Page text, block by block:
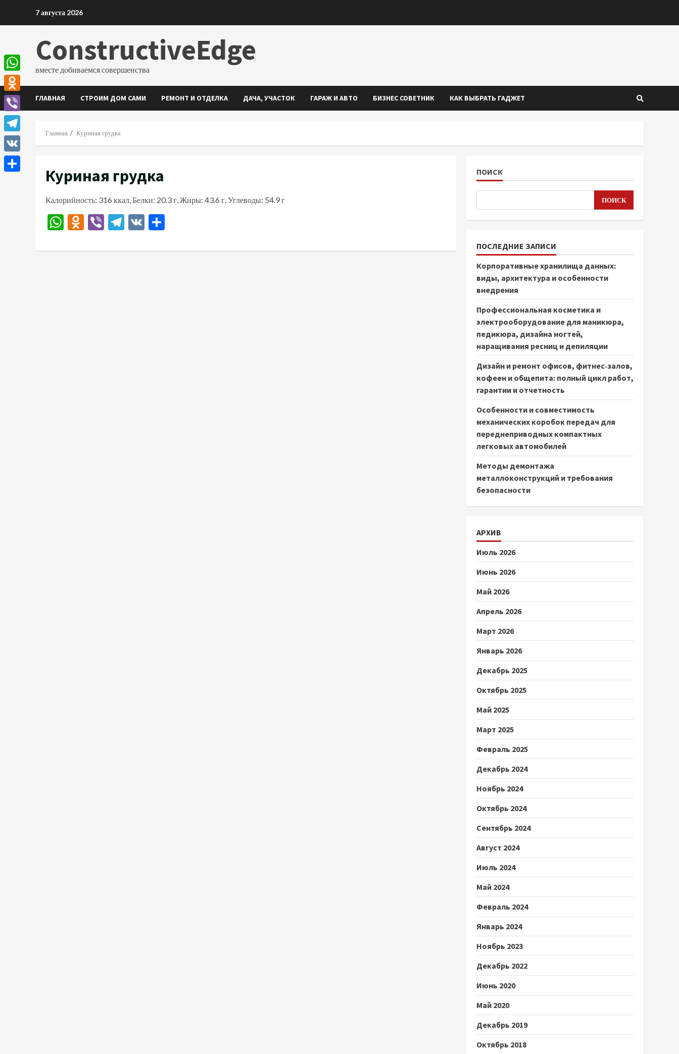
7 августа 2026
ConstructiveEdge
вместе добиваемся совершенства
ГЛАВНАЯ СТРОИМ ДОМ САМИ РЕМОНТ И ОТДЕЛКА ДАЧА, УЧАСТОК ГАРАЖ И АВТО БИЗНЕС СОВЕТНИК КАК ВЫБРАТЬ ГАДЖЕТ
Главная Куриная грудка
Куриная грудка
Калорийность: 316 ккал, Белки: 20.3 г, Жиры: 43.6 г, Углеводы: 54.9 г
WhatsApp
Odnoklassniki
ViberTelegram
VK
ПОИСК
ПОИСК
ПОСЛЕДНИЕ ЗАПИСИ
Корпоративные хранилища данных:
виды, архитектура и особенности
внедрения
Профессиональная косметика и
электрооборудование для маникюра,
педикюра, дизайна ногтей,
наращивания ресниц и депиляции
Дизайн и ремонт офисов, фитнес‑залов,
кофеен и общепита: полный цикл работ,
гарантии и отчетность
Особенности и совместимость
механических коробок передач для
переднеприводных компактных
легковых автомобилей
Методы демонтажа
металлоконструкций и требования
безопасности
АРХИВ
Июль 2026
Июнь 2026
Май 2026
Апрель 2026
Март 2026
Январь 2026
Декабрь 2025
Октябрь 2025
Май 2025
Март 2025
Февраль 2025
Декабрь 2024
Ноябрь 2024
Октябрь 2024
Сентябрь 2024
Август 2024
Июль 2024
Май 2024
Февраль 2024
Январь 2024
Ноябрь 2023
Декабрь 2022
Июнь 2020
Май 2020
Декабрь 2019
Октябрь 2018
WhatsApp
Odnoklassniki
Viber
Telegram
VK